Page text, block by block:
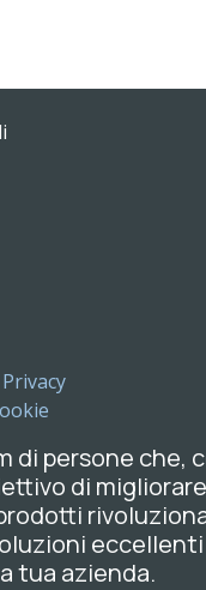
di persone che,
di
tua azienda.